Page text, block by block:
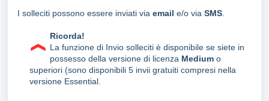
I solleciti possono essere inviati via email e/o via SMS
Ricorda!
La funzione di Invio solleciti è disponibile se siete in
possesso della versione di licenza Medium o
superiori (sono disponibili 5 invii gratuiti compresi nella
versione Essential.